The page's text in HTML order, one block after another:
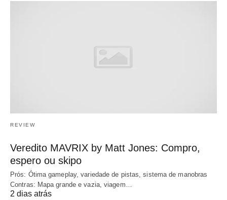
REVIEW
Veredito MAVRIX by Matt Jones: Compro,
espero ou skipo
Prós: Ótima gameplay, variedade de pistas, sistema de manobras
Contras: Mapa grande e vazia, viagem…
2 dias atrás